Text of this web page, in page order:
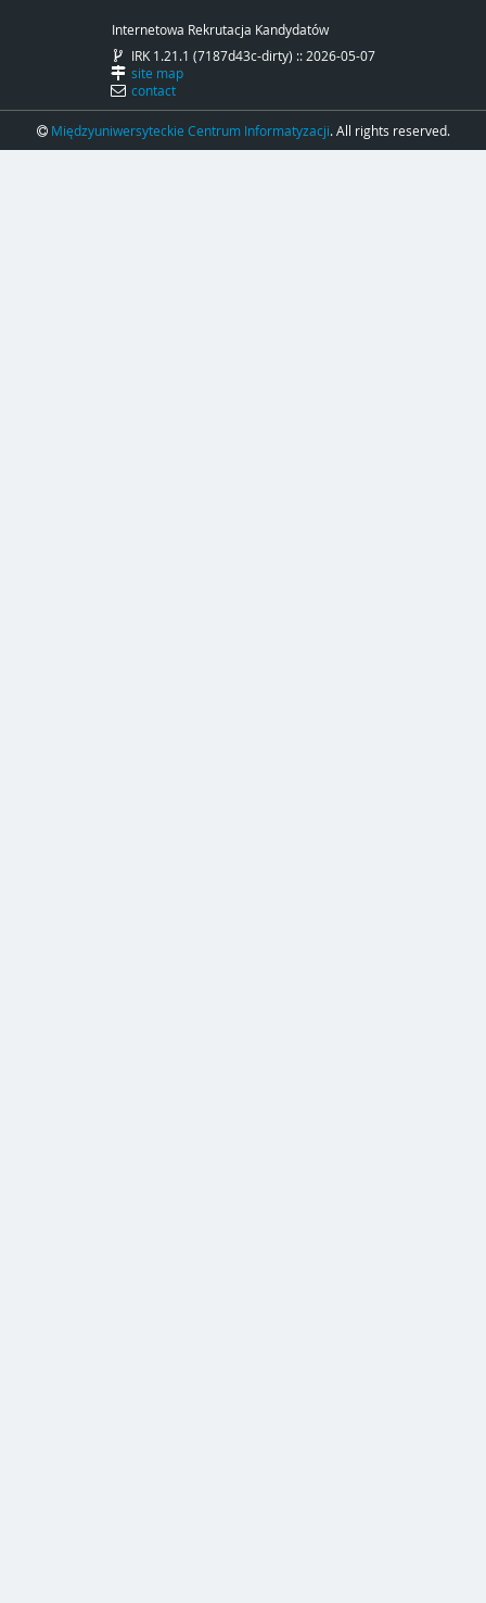
Internetowa Rekrutacja Kandydatów
IRK 1.21.1 (7187d43c-dirty) :: 2026-05-07
site map
contact
Międzyuniwersyteckie Centrum Informatyzacji. All rights reserved.